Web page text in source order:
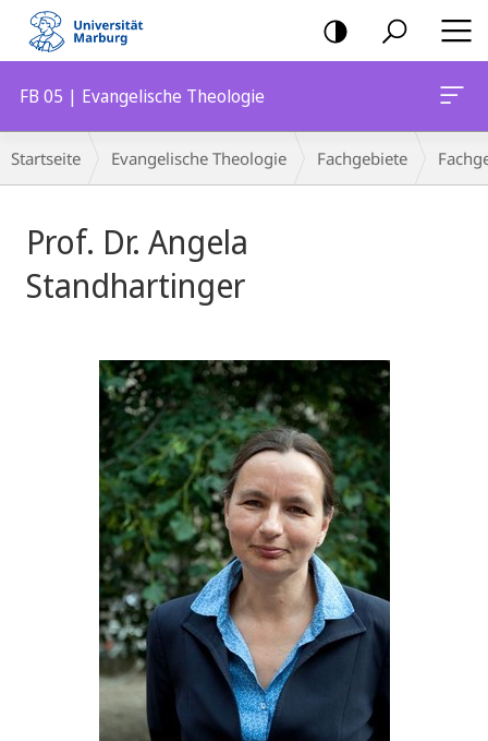
Mobile-
Navigation
FB 05 | Evangelische Theologie
Breadcrumb-
Navigation
Startseite Evangelische Theologie Fachgebiete
Prof. Dr. Angela
Standhartinger